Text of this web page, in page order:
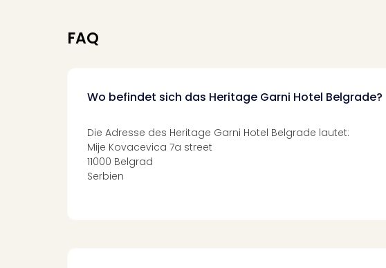
FAQ
Wo befindet sich das Heritage Garni Hotel Belgrade?
Die Adresse des Heritage Garni Hotel Belgrade lautet:
Mije Kovacevica 7a street
11000 Belgrad
Serbien